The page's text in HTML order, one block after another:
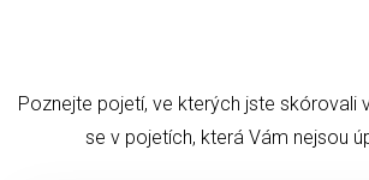
Poznejte pojetí, ve kterých jste skórovali
se v pojetích, která Vám nejsou